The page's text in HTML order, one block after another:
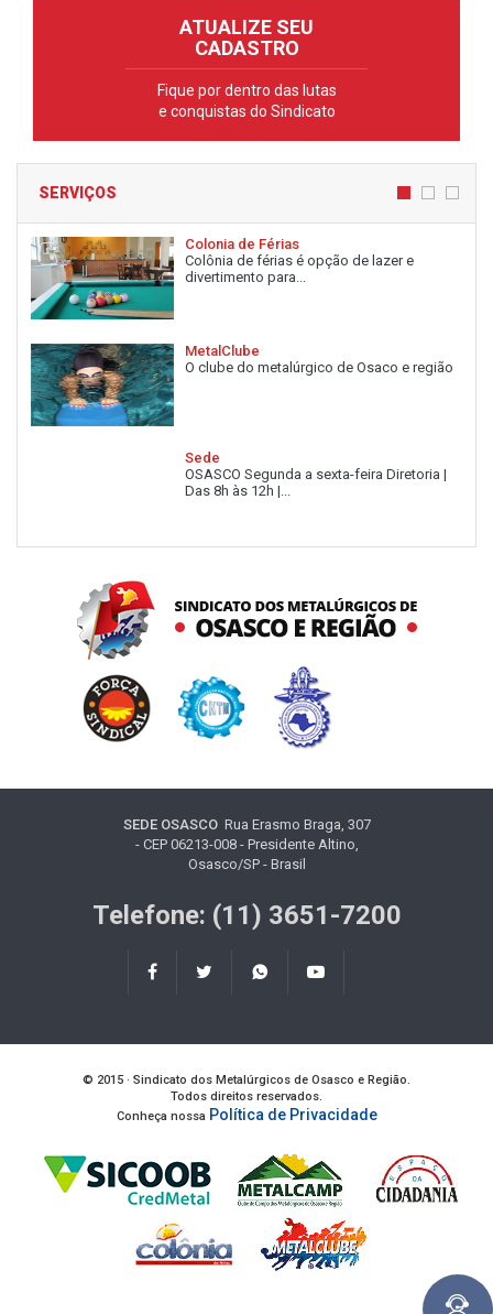
ATUALIZE SEU
CADASTRO
Fique por dentro das lutas
e conquistas do Sindicato
SERVIÇOS
Colonia de Férias
Colônia de férias é opção de lazer e
divertimento para...
MetalClube
O clube do metalúrgico de Osaco e região
Sede
OSASCO Segunda a sexta-feira Diretoria |
Das 8h às 12h |...
SEDE OSASCORua Erasmo Braga, 307
- CEP 06213-008 - Presidente Altino,
Osasco/SP - Brasil
Telefone: (11) 3651-7200
© 2015 · Sindicato dos Metalúrgicos de Osasco e Região.
Todos direitos reservados.
Conheça nossa Política de Privacidade